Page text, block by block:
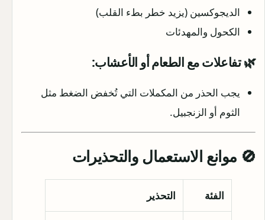
الديجوكسين (يزيد خطر بطء القلب)
الكحول والمهدئات
🌿 تفاعلات مع الطعام أو الأعشاب:
يجب الحذر من المكملات التي تُخفض الضغط مثل
الثوم أو الزنجبيل.
🚫 موانع الاستعمال والتحذيرات
الفئة التحذير